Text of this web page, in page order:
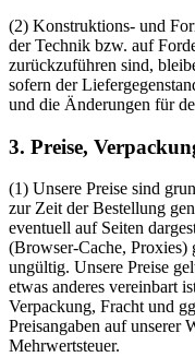
(2) Konstruktions- und
der Technik bzw. auf
zurückzuführen sind,
sofern der
und die Änderungen für
3. Preise,
(1) Unsere Preise sind
zur Zeit der Bestellung
eventuell auf Seiten
(Browser-Cache, Proxies)
ungültig. Unsere Preise
etwas anderes vereinbart
Verpackung, Fracht und
Preisangaben auf unserer
Mehrwertsteuer.